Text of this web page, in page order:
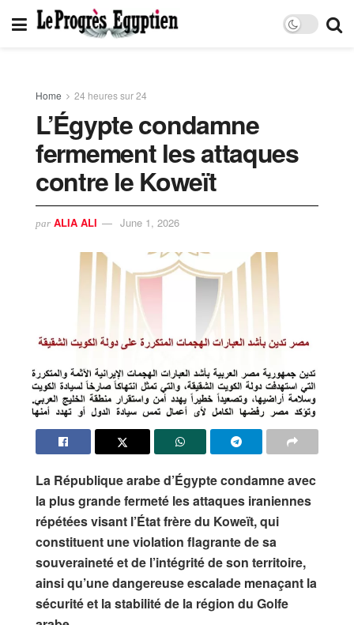
Home 24 heures sur 24
L’Égypte condamne
fermement les attaques
contre le Koweït
par ALIA ALI June 1, 2026
La République arabe d’Égypte condamne avec
la plus grande fermeté les attaques iraniennes
répétées visant l’État frère du Koweït, qui
constituent une violation flagrante de sa
souveraineté et de l’intégrité de son territoire,
ainsi qu’une dangereuse escalade menaçant la
sécurité et la stabilité de la région du Golfe